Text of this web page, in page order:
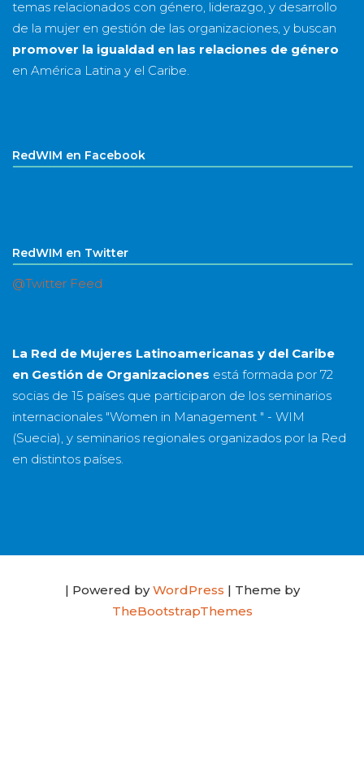
temas relacionados con género, liderazgo, y desarrollo
de la mujer en gestión de las organizaciones, y buscan
promover la igualdad en las relaciones de género
en América Latina y el Caribe.
RedWIM en Facebook
RedWIM en Twitter
@Twitter Feed
La Red de Mujeres Latinoamericanas y del Caribe
en Gestión de Organizaciones está formada por 72
socias de 15 países que participaron de los seminarios
internacionales "Women in Management " - WIM
(Suecia), y seminarios regionales organizados por la Red
en distintos países.
| Powered byWordPress | Theme by
TheBootstrapThemes